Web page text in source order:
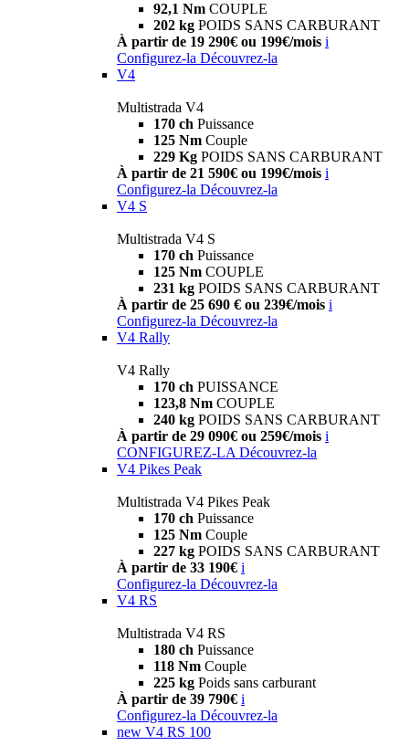
92,1 Nm COUPLE
202 kg POIDS SANS CARBURANT
À partir de 19 290€ ou 199€/mois i
Configurez-la Découvrez-la
V4
Multistrada V4
170 ch Puissance
125 Nm Couple
229 Kg POIDS SANS CARBURANT
À partir de 21 590€ ou 199€/mois i
Configurez-la Découvrez-la
V4 S
Multistrada V4 S
170 ch Puissance
125 Nm COUPLE
231 kg POIDS SANS CARBURANT
À partir de 25 690 € ou 239€/mois i
Configurez-la Découvrez-la
V4 Rally
V4 Rally
170 ch PUISSANCE
123,8 Nm COUPLE
240 kg POIDS SANS CARBURANT
À partir de 29 090€ ou 259€/mois i
CONFIGUREZ-LA Découvrez-la
V4 Pikes Peak
Multistrada V4 Pikes Peak
170 ch Puissance
125 Nm Couple
227 kg POIDS SANS CARBURANT
À partir de 33 190€ i
Configurez-la Découvrez-la
V4 RS
Multistrada V4 RS
180 ch Puissance
118 Nm Couple
225 kg Poids sans carburant
À partir de 39 790€ i
Configurez-la Découvrez-la
new V4 RS 100